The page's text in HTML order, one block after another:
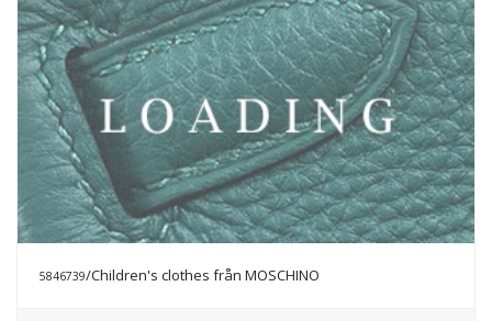
5846739/Children's clothes från MOSCHINO